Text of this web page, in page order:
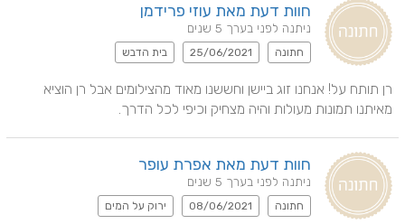
חוות דעת מאת עוזי פרידמן
ניתנה לפני בערך 5 שנים
חתונה 25/06/2021 בית הדבש
מאיתנו תמונות מעולות והיה מצחיק וכיפי לכל הדרך.
חוות דעת מאת אפרת עופר
ניתנה לפני בערך 5 שנים
חתונה 08/06/2021 ירוק על המים